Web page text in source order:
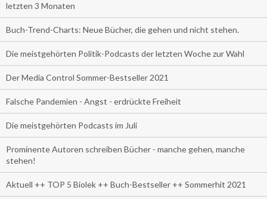
letzten 3 Monaten
Buch-Trend-Charts: Neue Bücher, die gehen und nicht stehen.
Die meistgehörten Politik-Podcasts der letzten Woche zur Wahl
Der Media Control Sommer-Bestseller 2021
Falsche Pandemien - Angst - erdrückte Freiheit
Die meistgehörten Podcasts im Juli
Prominente Autoren schreiben Bücher - manche gehen, manche
stehen!
Aktuell ++ TOP 5 Biolek ++ Buch-Bestseller ++ Sommerhit 2021